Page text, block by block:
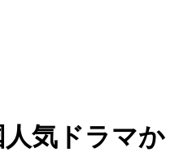
人気ドラマか